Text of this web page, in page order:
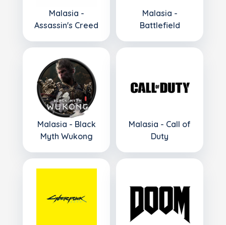
Malasia -
Assassin's Creed
Malasia -
Battlefield
Malasia - Black
Myth Wukong
Malasia - Call of
Duty